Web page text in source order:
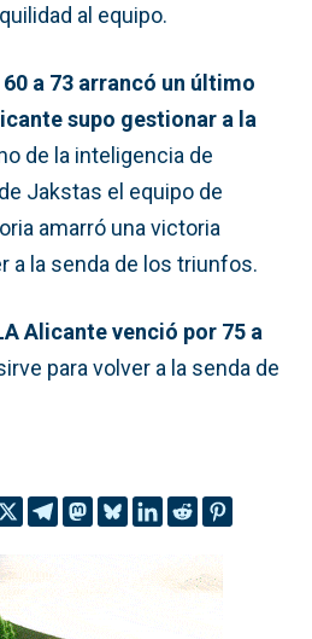
al equipo.
a 73 arrancó un último
supo gestionar a la
de la inteligencia de
Jakstas el equipo de
amarró una victoria
a la senda de los triunfos.
Alicante venció por 75 a
para volver a la senda de